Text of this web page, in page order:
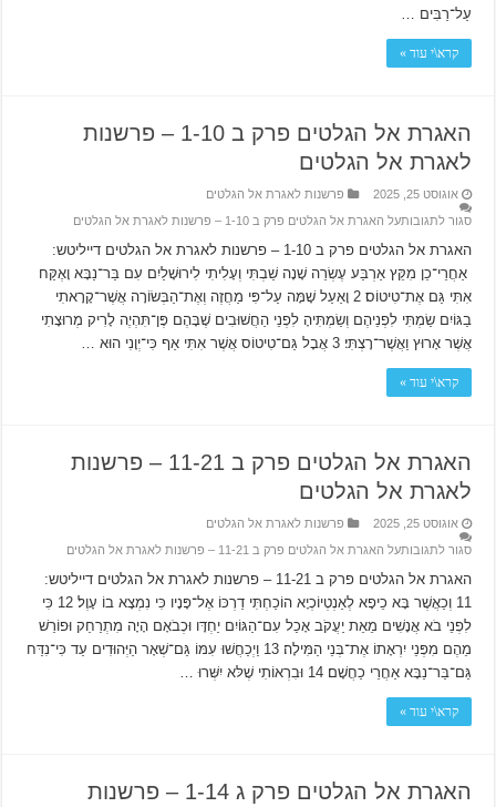
עַל־רַבִּים …
קרא\י עוד »
האגרת אל הגלטים פרק ב 1-10 – פרשנות
לאגרת אל הגלטים
אוגוסט 25, 2025
פרשנות לאגרת אל הגלטים
סגור לתגובותעל האגרת אל הגלטים פרק ב 1-10 – פרשנות לאגרת אל הגלטים
האגרת אל הגלטים פרק ב 1-10 – פרשנות לאגרת אל הגלטים דייליטש:
אַחֲרֵי־כֵן מִקֵּץ אַרְבַּע עֶשְׂרֵה שָׁנָה שַׁבְתִּי וְעָלִיתִי לִירוּשָׁלַיִם עִם בַּר־נַבָּא וָאֶקַּח
אִתִּי גַּם אֶת־טִיטוֹס׃ 2 וָאַעַל שָׁמָּה עַל־פִּי מַחֲזֶה וְאֶת־הַבְּשׂוֹרָה אֲשֶׁר־קָרָאתִי
בַגּוֹיִם שַׂמְתִּי לִפְנֵיהֶם וְשַׂמְתִּיהָ לִפְנֵי הַחֲשׁוּבִים שֶׁבָּהֶם פֶּן־תִּהְיֶה לָרִיק מְרוּצָתִי
אֲשֶׁר אָרוּץ וַאֲשֶׁר־רָצְתִּי׃ 3 אֲבָל גַּם־טִיטוֹס אֲשֶׁר אִתִּי אַף כִּי־יְוָנִי הוּא …
קרא\י עוד »
האגרת אל הגלטים פרק ב 11-21 – פרשנות
לאגרת אל הגלטים
אוגוסט 25, 2025
פרשנות לאגרת אל הגלטים
סגור לתגובותעל האגרת אל הגלטים פרק ב 11-21 – פרשנות לאגרת אל הגלטים
האגרת אל הגלטים פרק ב 11-21 – פרשנות לאגרת אל הגלטים דייליטש:
11 וְכַאֲשֶׁר בָּא כֵיפָא לְאַנְטְיוֹכְיָא הוֹכַחְתִּי דַרְכּוֹ אֶל־פָּנָיו כִּי נִמְצָא בוֹ עָוֶל׃ 12 כִּי
לִפְנֵי בֹא אֲנָשִׁים מֵאֵת יַעֲקֹב אָכַל עִם־הַגּוֹיִם יַחְדָּו וּכְבֹאָם הָיָה מִתְרַחֵק וּפוֹרֵשׁ
מֵהֶם מִפְּנֵי יִרְאָתוֹ אֶת־בְּנֵי הַמִּילָה׃ 13 וַיְכַחֲשׁוּ עִמּוֹ גַּם־שְׁאָר הַיְּהוּדִים עַד כִּי־נִדַּח
גַּם־בַּר־נַבָּא אַחֲרֵי כַחֲשָׁם׃ 14 וּבִרְאוֹתִי שֶׁלּא יִשְּׁרוּ …
קרא\י עוד »
האגרת אל הגלטים פרק ג 1-14 – פרשנות